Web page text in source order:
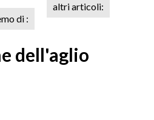
di :
altri articoli:
dell'aglio